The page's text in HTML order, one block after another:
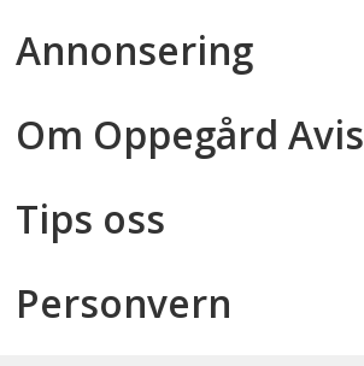
Annonsering
Om Oppegård Avis
Tips oss
Personvern